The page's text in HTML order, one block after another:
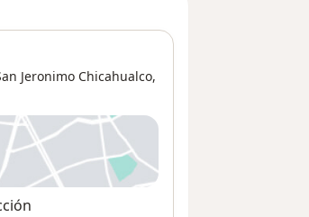
Jeronimo Chicahualco,
pestaña